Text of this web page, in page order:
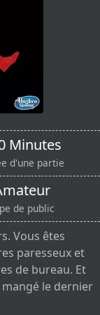
Minutes
d'une partie
de public
Vous êtes
paresseux et
de bureau. Et
le dernier